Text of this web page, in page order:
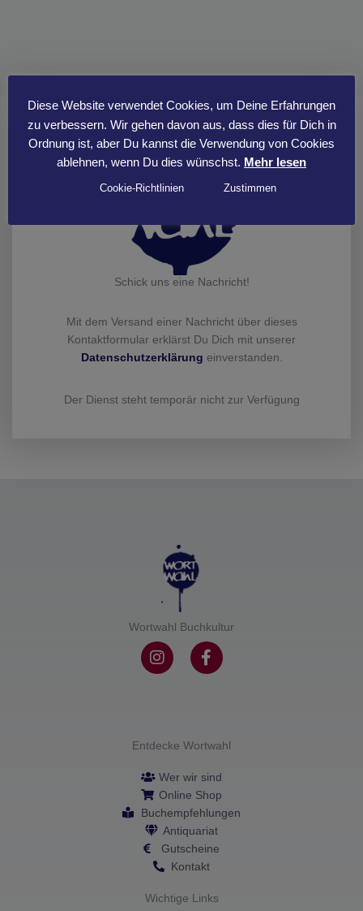
Schick uns eine Nachricht!
Mit dem Versand einer Nachricht über dieses
Kontaktformular erklärst Du Dich mit unserer
Datenschutzerklärung einverstanden.
Der Dienst steht temporär nicht zur Verfügung
Wortwahl Buchkultur
I
n
r
m
F
a
o
-
f
Entdecke Wortwahl
Wer wir sind
Online Shop
Buchempfehlungen
Antiquariat
Gutscheine
Kontakt
Wichtige Links
Diese Website verwendet Cookies, um Deine Erfahrungen
zu verbessern. Wir gehen davon aus, dass dies für Dich in
Ordnung ist, aber Du kannst die Verwendung von Cookies
ablehnen, wenn Du dies wünschst. Mehr lesen
Cookie-Richtlinien Zustimmen